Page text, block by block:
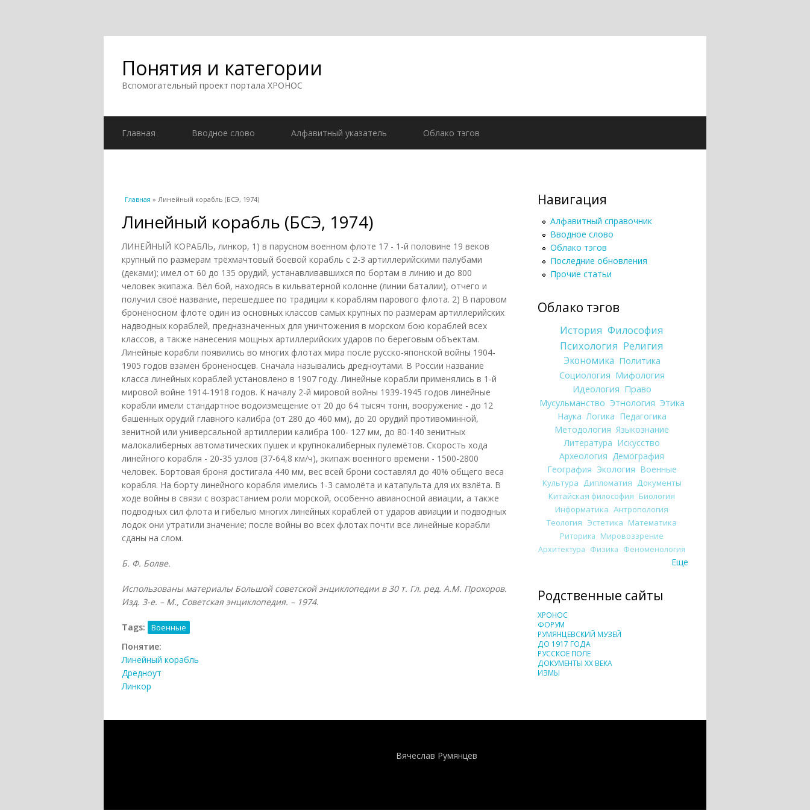
Понятия и категории
Вспомогательный проект портала ХРОНОС
Главная Вводное слово Алфавитный указатель Облако тэгов
Вы здесь
Главная » Линейный корабль (БСЭ, 1974)
Линейный корабль (БСЭ, 1974)
ЛИНЕЙНЫЙ КОРАБЛЬ, линкор, 1) в парусном военном флоте 17 - 1-й половине 19 веков
крупный по размерам трёхмачтовый боевой корабль с 2-3 артиллерийскими палубами
(деками); имел от 60 до 135 орудий, устанавливавшихся по бортам в линию и до 800
человек экипажа. Вёл бой, находясь в кильватерной колонне (линии баталии), отчего и
получил своё название, перешедшее по традиции к кораблям парового флота. 2) В паровом
броненосном флоте один из основных классов самых крупных по размерам артиллерийских
надводных кораблей, предназначенных для уничтожения в морском бою кораблей всех
классов, а также нанесения мощных артиллерийских ударов по береговым объектам.
Линейные корабли появились во многих флотах мира после русско-японской войны 1904-
1905 годов взамен броненосцев. Сначала назывались дредноутами. В России название
класса линейных кораблей установлено в 1907 году. Линейные корабли применялись в 1-й
мировой войне 1914-1918 годов. К началу 2-й мировой войны 1939-1945 годов линейные
корабли имели стандартное водоизмещение от 20 до 64 тысяч тонн, вооружение - до 12
башенных орудий главного калибра (от 280 до 460 мм), до 20 орудий противоминной,
зенитной или универсальной артиллерии калибра 100- 127 мм, до 80-140 зенитных
малокалиберных автоматических пушек и крупнокалиберных пулемётов. Скорость хода
линейного корабля - 20-35 узлов (37-64,8 км/ч), экипаж военного времени - 1500-2800
человек. Бортовая броня достигала 440 мм, вес всей брони составлял до 40% общего веса
корабля. На борту линейного корабля имелись 1-3 самолёта и катапульта для их взлёта. В
ходе войны в связи с возрастанием роли морской, особенно авианосной авиации, а также
подводных сил флота и гибелью многих линейных кораблей от ударов авиации и подводных
лодок они утратили значение; после войны во всех флотах почти все линейные корабли
сданы на слом.
Б. Ф. Болве.
Использованы материалы Большой советской энциклопедии в 30 т. Гл. ред. А.М. Прохоров.
Изд. 3-е. – М., Советская энциклопедия. – 1974.
Tags: Военные
Понятие:
Линейный корабль
Дредноут
Линкор
Навигация
Алфавитный справочник
Вводное слово
Облако тэгов
Последние обновления
Прочие статьи
Облако тэгов
История Философия
Психология Религия
Экономика Политика
Социология Мифология
Идеология Право
Мусульманство Этнология Этика
Наука Логика Педагогика
Методология Языкознание
Литература Искусство
Археология Демография
География Экология Военные
Культура Дипломатия Документы
Китайская философия Биология
Информатика Антропология
Теология Эстетика Математика
Риторика Мировоззрение
Архитектура Физика Феноменология
Еще
Родственные сайты
ХРОНОС
ФОРУМ
РУМЯНЦЕВСКИЙ МУЗЕЙ
ДО 1917 ГОДА
РУССКОЕ ПОЛЕ
ДОКУМЕНТЫ XX ВЕКА
ИЗМЫ
Вячеслав Румянцев